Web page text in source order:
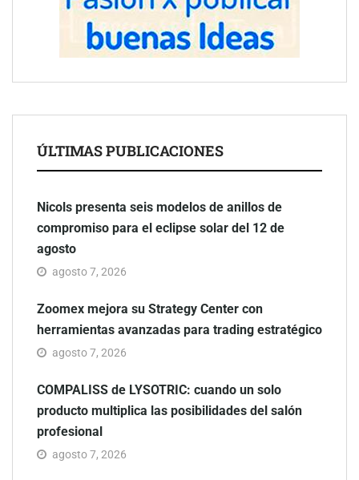
ÚLTIMAS PUBLICACIONES
Nicols presenta seis modelos de anillos de
compromiso para el eclipse solar del 12 de
agosto
agosto 7, 2026
Zoomex mejora su Strategy Center con
herramientas avanzadas para trading estratégico
agosto 7, 2026
COMPALISS de LYSOTRIC: cuando un solo
producto multiplica las posibilidades del salón
profesional
agosto 7, 2026